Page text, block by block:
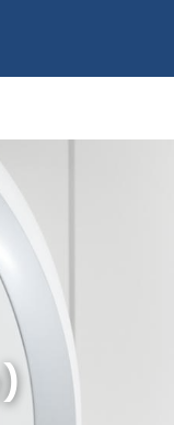
าย
าย
อแพทย์
ณสุข
รมการอาหารและยา
ครื่องมือแพทย์